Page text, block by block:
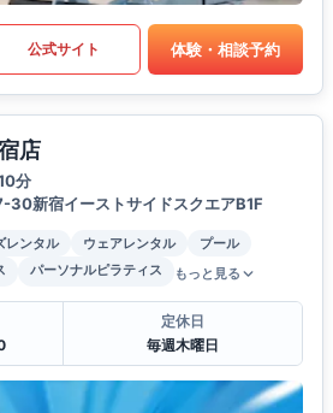
公式サイト 体験・相談予約
店
分
新宿イーストサイドスクエアB1F
レンタル ウェアレンタル
プール
パーソナルピラティス もっと見る
定休日
毎週木曜日